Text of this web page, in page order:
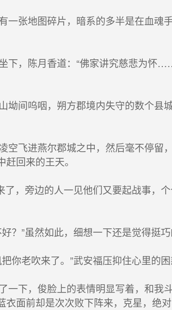
张地图碎片，暗系的多半是在血魂
下，陈月香道：“佛家讲究慈悲为怀
间呜咽，朔方郡境内失守的数个县
飞进燕尔郡城之中，然后毫不停留
回来的王天。
，旁边的人一见他们又要起战事，
？”虽然如此，细想一下还是觉得挺
你老吹来了。”武安福压抑住心里的困
下，俊脸上的表情明显写着，和我
面前却是次次败下阵来，克星，绝对